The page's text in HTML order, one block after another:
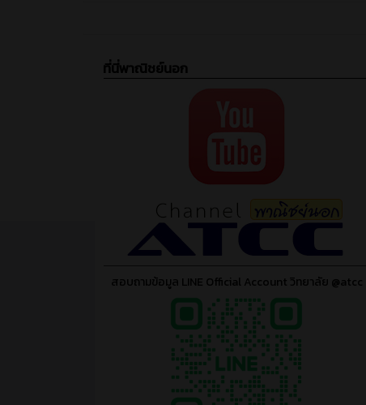
ที่นี่พาณิชย์นอก
สอบถามข้อมูล LINE Official Account วิทยาลัย @atcc